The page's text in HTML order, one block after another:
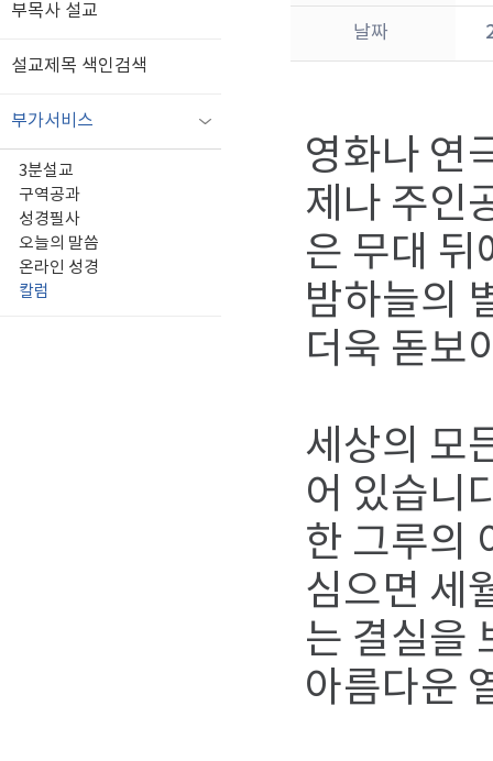
부목사 설교
설교제목 색인검색
부가서비스
3분설교
구역공과
성경필사
오늘의 말씀
온라인 성경
칼럼
날짜
영화나 연
제나 주인
은 무대 뒤
밤하늘의
더욱 돋보
세상의 모
어 있습니
한 그루의
심으면 세
는 결실을
아름다운